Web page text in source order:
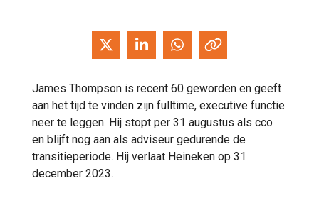
James Thompson is recent 60 geworden en geeft
aan het tijd te vinden zijn fulltime, executive functie
neer te leggen. Hij stopt per 31 augustus als cco
en blijft nog aan als adviseur gedurende de
transitieperiode. Hij verlaat Heineken op 31
december 2023.